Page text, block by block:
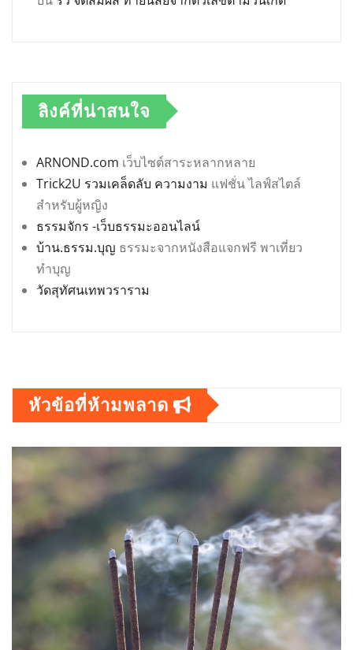
ลิงค์ที่น่าสนใจ
ARNOND.com เว็บไซต์สาระหลากหลาย
Trick2U รวมเคล็ดลับ ความงาม แฟชั่น ไลฟ์สไตล์
สำหรับผู้หญิง
ธรรมจักร -เว็บธรรมะออนไลน์
บ้าน.ธรรม.บุญ ธรรมะจากหนังสือแจกฟรี พาเที่ยว
ทำบุญ
วัดสุทัศนเทพวราราม
หัวข้อที่ห้ามพลาด